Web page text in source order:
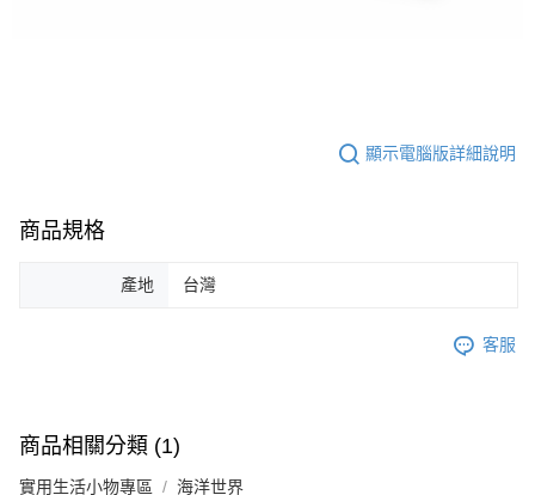
顯示電腦版詳細說明
商品規格
產地 台灣
客服
商品相關分類 (1)
實用生活小物專區 海洋世界